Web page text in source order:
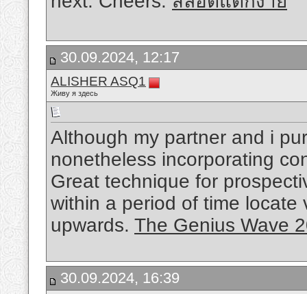
30.09.2024, 12:17
ALISHER ASQ1
Живу я здесь
Although my partner and i
nonetheless incorporating
Great technique for
within a period of time
upwards. The Genius Wave
30.09.2024, 16:39